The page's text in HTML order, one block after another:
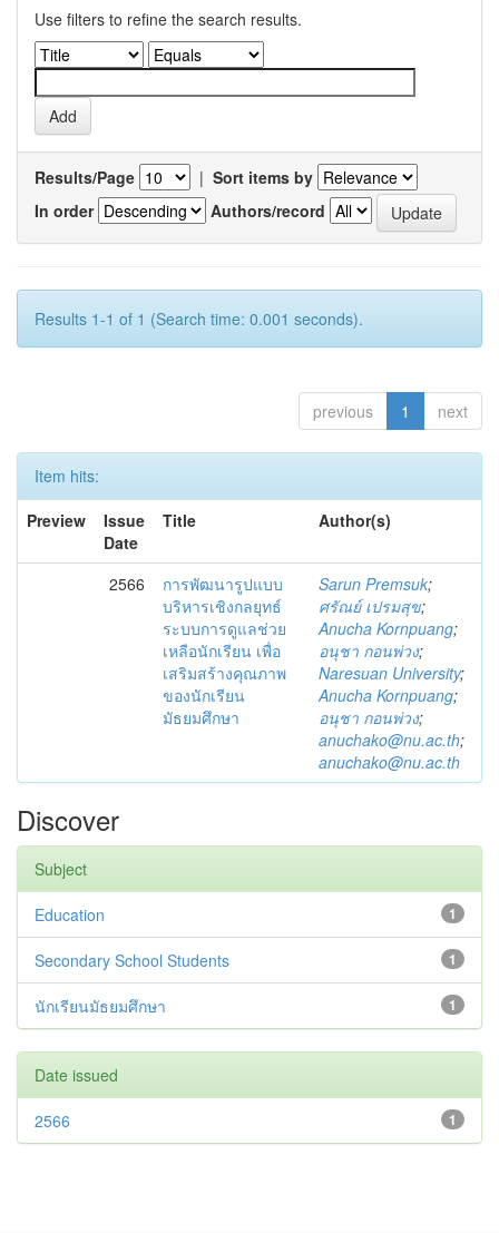
Use filters to refine the search results.
Results/Page | Sort items by
In order
Authors/record
Results 1-1 of 1 (Search time: 0.001 seconds).
previous 1 next
Item hits:
Preview
Issue
Date
Title Author(s)
2566
การพัฒนารูปแบบ
บริหารเชิงกลยุทธ์
ระบบการดูแลช่วย
เหลือนักเรียน เพื่อ
เสริมสร้างคุณภาพ
ของนักเรียน
มัธยมศึกษา
Sarun Premsuk;
ศรัณย์ เปรมสุข;
Anucha Kornpuang;
อนุชา กอนพ่วง;
Naresuan University;
Anucha Kornpuang;
อนุชา กอนพ่วง;
anuchako@nu.ac.th;
anuchako@nu.ac.th
Discover
Subject
1
Education
1
Secondary School Students
1
นักเรียนมัธยมศึกษา
Date issued
1
2566